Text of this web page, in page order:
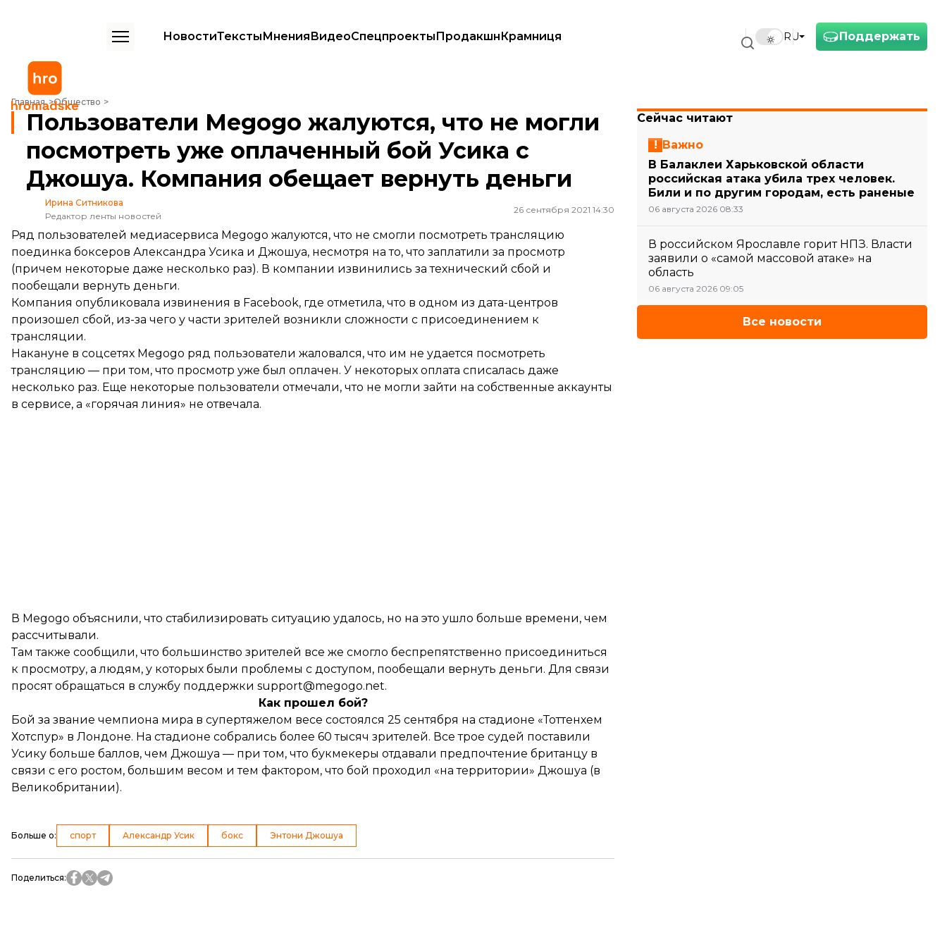
Поддержать
RU
НовостиТекстыМненияВидеоСпецпроектыПродакшнКрамниця
Главная Общество
Пользователи Megogo жалуются, что не могли посмотреть уже оплаченный бой Усика с Джошуа. Компания обещает вернуть деньги
Пользователи Megogo жалуются, что не могли
посмотреть уже оплаченный бой Усика с
Джошуа. Компания обещает вернуть деньги
Ирина Ситникова
Редактор ленты новостей
26 сентября 2021 14:30
Ряд пользователей медиасервиса Megogo жалуются, что не смогли посмотреть трансляцию
поединка боксеров Александра Усика и Джошуа, несмотря на то, что заплатили за просмотр
(причем некоторые даже несколько раз). В компании извинились за технический сбой и
пообещали вернуть деньги.
Компания опубликовала извинения в Facebook, где отметила, что в одном из дата-центров
произошел сбой, из-за чего у части зрителей возникли сложности с присоединением к
трансляции.
Накануне в соцсетях Megogo ряд пользователи жаловался, что им не удается посмотреть
трансляцию — при том, что просмотр уже был оплачен. У некоторых оплата списалась даже
несколько раз. Еще некоторые пользователи отмечали, что не могли зайти на собственные аккаунты
в сервисе, а «горячая линия» не отвечала.
В Megogo объяснили, что стабилизировать ситуацию удалось, но на это ушло больше времени, чем
рассчитывали.
Там также сообщили, что большинство зрителей все же смогло беспрепятственно присоединиться
к просмотру, а людям, у которых были проблемы с доступом, пообещали вернуть деньги. Для связи
просят обращаться в службу поддержки support@megogo.net.
Как прошел бой?
Бой за звание чемпиона мира в супертяжелом весе состоялся 25 сентября на стадионе «Тоттенхем
Хотспур» в Лондоне. На стадионе собрались более 60 тысяч зрителей. Все трое судей поставили
Усику больше баллов, чем Джошуа — при том, что букмекеры отдавали предпочтение британцу в
связи с его ростом, большим весом и тем фактором, что бой проходил «на территории» Джошуа (в
Великобритании).
Больше о: спорт Александр Усик бокс Энтони Джошуа
Поделиться:
Сейчас читают
Важно
В Балаклеи Харьковской области
российская атака убила трех человек.
Били и по другим городам, есть раненые
06 августа 2026 08:33
В российском Ярославле горит НПЗ. Власти
заявили о «самой массовой атаке» на
область
06 августа 2026 09:05
Все новости